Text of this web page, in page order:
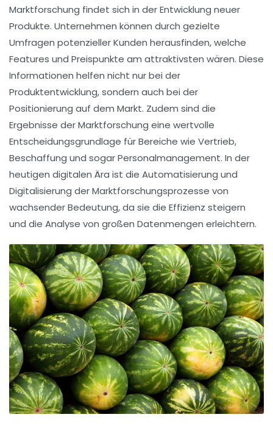
Marktforschung findet sich in derEntwicklung neuer
Produkte. Unternehmen können durch gezielte
Umfragen potenzieller Kunden herausfinden, welche
Features und Preispunkte am attraktivsten wären. Diese
Informationen helfen nicht nur bei der
Produktentwicklung, sondern auch bei der
Positionierung auf dem Markt. Zudem sind die
Ergebnisse der Marktforschung eine wertvolle
Entscheidungsgrundlage für Bereiche wie Vertrieb,
Beschaffung und sogarPersonalmanagement. In der
heutigen digitalen Ära ist die Automatisierung und
Digitalisierung der Marktforschungsprozesse von
wachsender Bedeutung, da sie die Effizienz steigern
und die Analyse von großen Datenmengen erleichtern.